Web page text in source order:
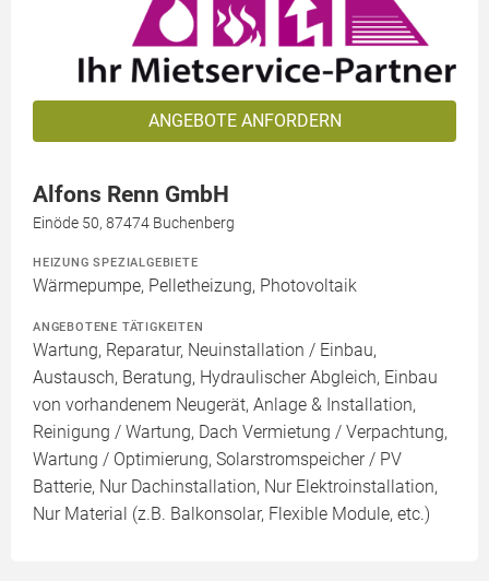
ANGEBOTE ANFORDERN
Alfons Renn GmbH
Einöde 50, 87474 Buchenberg
HEIZUNG SPEZIALGEBIETE
Wärmepumpe, Pelletheizung, Photovoltaik
ANGEBOTENE TÄTIGKEITEN
Wartung, Reparatur, Neuinstallation / Einbau,
Austausch, Beratung, Hydraulischer Abgleich, Einbau
von vorhandenem Neugerät, Anlage & Installation,
Reinigung / Wartung, Dach Vermietung / Verpachtung,
Wartung / Optimierung, Solarstromspeicher / PV
Batterie, Nur Dachinstallation, Nur Elektroinstallation,
Nur Material (z.B. Balkonsolar, Flexible Module, etc.)